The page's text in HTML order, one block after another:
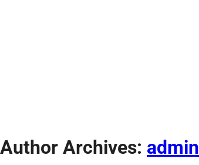
Author Archives: admin